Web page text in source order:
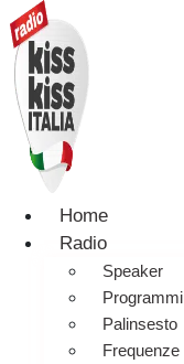
Home
Radio
Speaker
Programmi
Palinsesto
Frequenze